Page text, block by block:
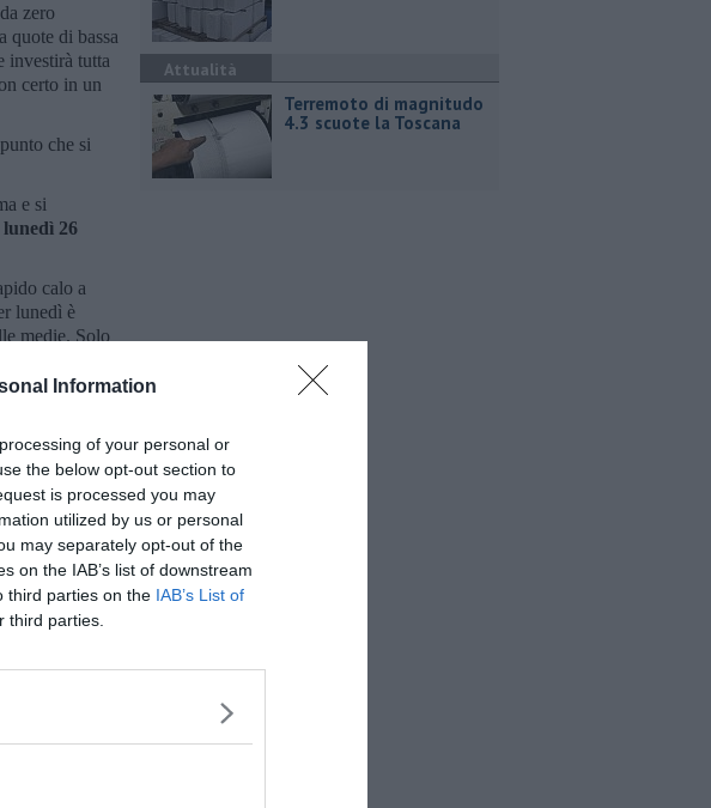
Information
of your personal or
the below opt-out section to
is processed you may
utilized by us or personal
may separately opt-out of the
on the IAB’s list of downstream
third parties on the IAB’s List of
third parties.
zero
quote di bassa
investirà tutta
certo in un
che si
e si
lunedì 26
calo a
lunedì è
medie. Solo
Le notti
Attualità
Terremoto di magnitudo
4.3 scuote la Toscana